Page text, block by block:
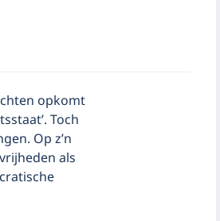
opkomt
Toch
Op z’n
als